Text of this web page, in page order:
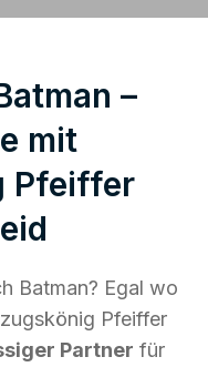
–
mit
Pfeiffer
Batman? Egal wo
Pfeiffer
Partner für